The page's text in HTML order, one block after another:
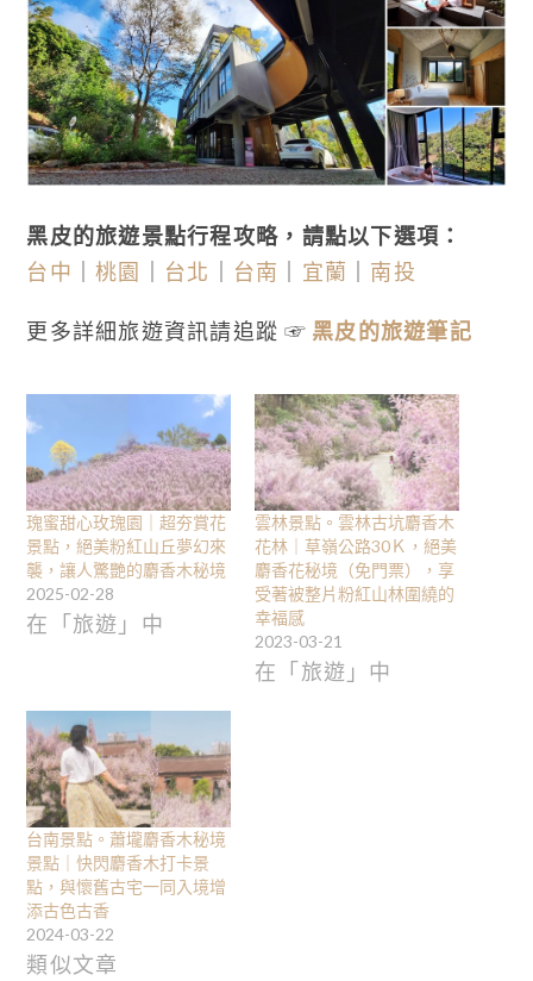
黑皮的旅遊景點行程攻略，請點以下選項：
台中 ｜桃園 台北 台南 宜蘭 南投
更多詳細旅遊資訊請追蹤 ☞ 黑皮的旅遊筆記
瑰蜜甜心玫瑰園｜超夯賞花
景點，絕美粉紅山丘夢幻來
襲，讓人驚艷的麝香木秘境
2025-02-28
在「旅遊」中
雲林景點。雲林古坑麝香木
花林｜草嶺公路30Ｋ，絕美
麝香花秘境（免門票），享
受著被整片粉紅山林圍繞的
幸福感
2023-03-21
在「旅遊」中
台南景點。蕭壠麝香木秘境
景點｜快閃麝香木打卡景
點，與懷舊古宅一同入境增
添古色古香
2024-03-22
類似文章